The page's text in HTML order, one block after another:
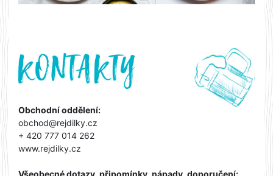
Obchodní oddělení:
obchod@rejdilky.cz
+ 420 777 014 262
www.rejdilky.cz
Všeobecné dotazy, připomínky, nápady, doporučení: